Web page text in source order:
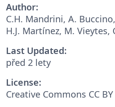
Author:
C.H. Mandrini, A.
H.J. Martínez, M. Vieytes,
Last Updated:
před 2 lety
License:
Creative Commons CC